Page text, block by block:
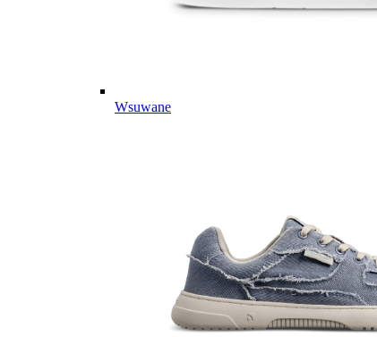
Wsuwane